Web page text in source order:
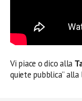
Vi piace o dico alla
quiete pubblica”